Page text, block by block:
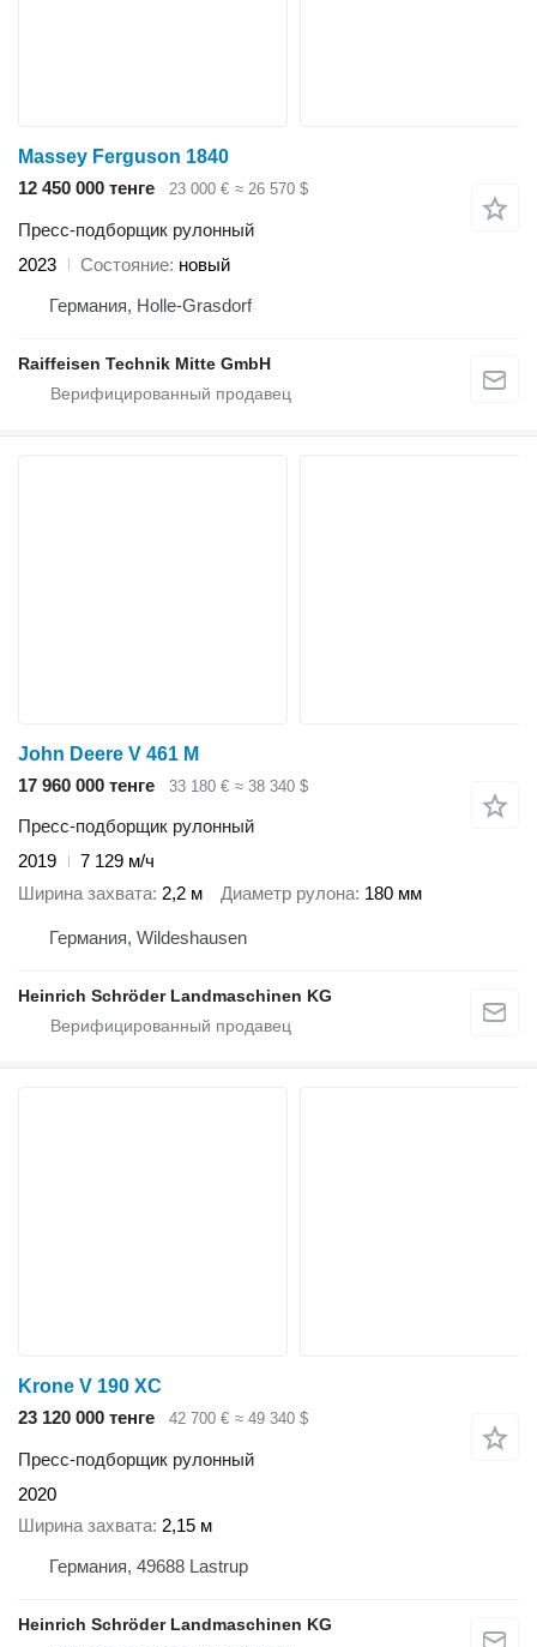
Massey Ferguson 1840
12 450 000 тенге
23 000 € ≈ 26 570 $
Пресс-подборщик рулонный
2023
Состояние новый
Германия, Holle-Grasdorf
Raiffeisen Technik Mitte GmbH
John Deere V 461 M
17 960 000 тенге
33 180 € ≈ 38 340 $
Пресс-подборщик рулонный
2019
7 129 м/ч
Ширина захвата 2,2 м Диаметр рулона 180 мм
Германия, Wildeshausen
Heinrich Schröder Landmaschinen KG
Krone V 190 XC
23 120 000 тенге
42 700 € ≈ 49 340 $
Пресс-подборщик рулонный
2020
Ширина захвата 2,15 м
Германия, 49688 Lastrup
Heinrich Schröder Landmaschinen KG